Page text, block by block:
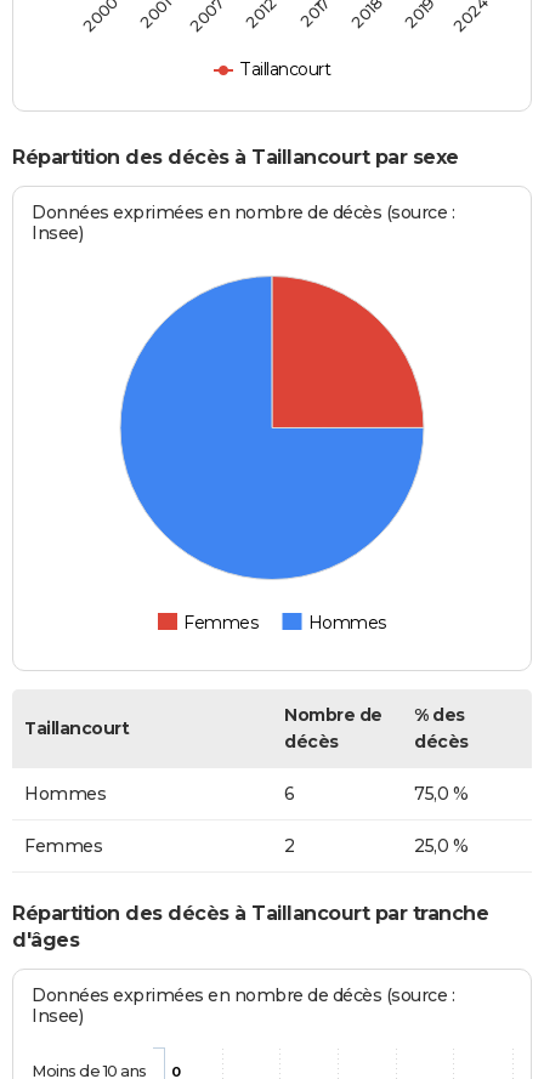
Taillancourt
2000 2001 2007 2012 2017 2018 2019 2024
Répartition des décès à Taillancourt par sexe
Données exprimées en nombre de décès (source :
Insee)
Femmes Hommes
Taillancourt
Nombre de
décès
% des
décès
Hommes 6 75,0 %
Femmes 2 25,0 %
Répartition des décès à Taillancourt par tranche
d'âges
Données exprimées en nombre de décès (source :
Insee)
0
Moins de 10 ans